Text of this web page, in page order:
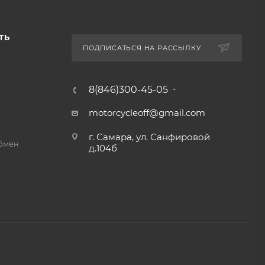
ПОДПИСАТЬСЯ НА РАССЫЛКУ
8(846)300-45-05
motorcycleoff@gmail.com
г. Самара, ул. Санфировой
д.104б